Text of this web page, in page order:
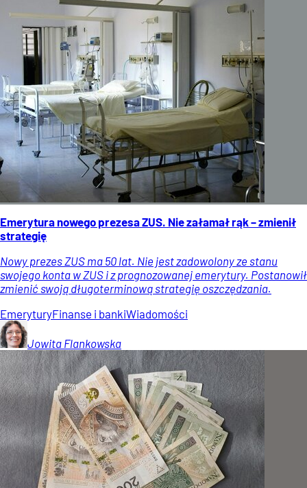
Emerytura nowego prezesa ZUS. Nie załamał rąk – zmienił
strategię
Nowy prezes ZUS ma 50 lat. Nie jest zadowolony ze stanu
swojego konta w ZUS i z prognozowanej emerytury. Postanowił
zmienić swoją długoterminową strategię oszczędzania.
EmeryturyFinanse i bankiWiadomości
Jowita Flankowska